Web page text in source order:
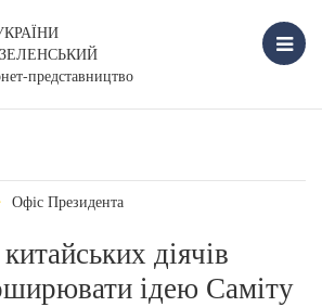
представництво
Офіс Президента
діячів
ідею Саміту